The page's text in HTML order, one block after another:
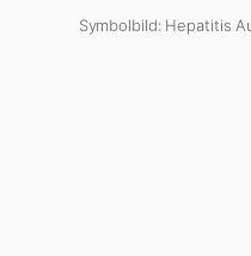
Symbolbild: Hepatitis